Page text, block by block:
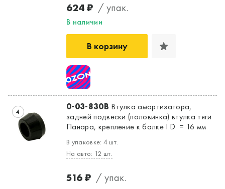
624 ₽ / упак.
В наличии
В корзину
4 0-03-830B Втулка амортизатора,
задней подвески (половинка) втулка тяги
Панара, крепление к балке I.D. = 16 мм
В упаковке: 4 шт.
На авто: 12 шт.
516 ₽ / упак.